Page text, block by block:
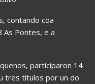
contando coa
As Pontes, e a
participaron 14
tres títulos por un do